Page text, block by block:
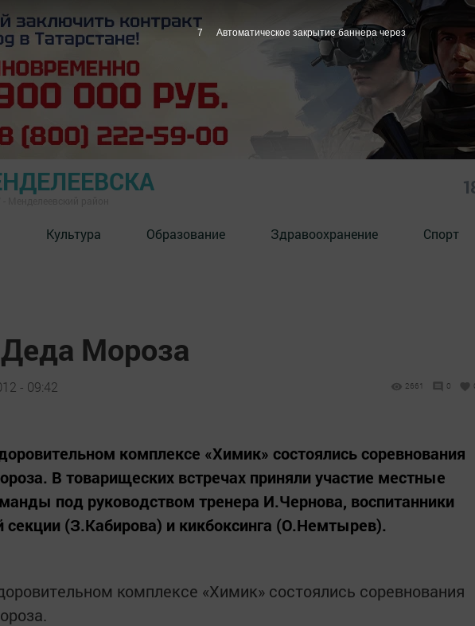
Культура Образование Здравоохранение Спорт
Мороза
- 09:42 2661 0
комплексе «Химик» состоялись соревнования
В товарищеских встречах приняли участие местные
под руководством тренера И.Чернова, воспитанники
секции (З.Кабирова) и кикбоксинга (О.Немтырев).
комплексе «Химик» состоялись соревнования
6 Автоматическое закрытие баннера через